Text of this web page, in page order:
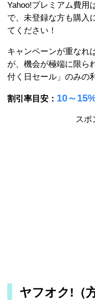
Yahoo!プレミアム費用
で、未登録な方も購入
てください！
キャンペーンが重なれ
が、機会が極端に限ら
付く日セール」のみの
割引率目安： 10～
スポ
ヤフオク!（